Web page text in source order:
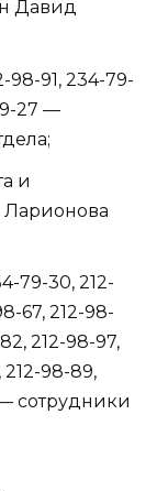
Давид
98-91, 234-79-
27 —
и
Ларионова
79-30, 212-
67, 212-98-
212-98-97,
212-98-89,
— сотрудники